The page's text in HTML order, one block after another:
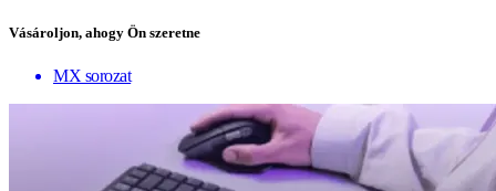
Vásároljon, ahogy Ön szeretne
MX sorozat